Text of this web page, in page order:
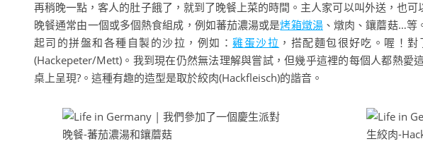
再稍晚一點，客人的肚子餓了，就到了晚餐上菜的時間。主人家可以叫外送，也
晚餐通常由一個或多個熱食組成，例如蕃茄濃湯或是烤箱燉湯、燉肉、鑲蘑菇…等
起司的拼盤和各種自製的沙拉，例如：雞蛋沙拉 ，搭配麵包很好吃。喔！
(Hackepeter/Mett)。我到現在仍然無法理解與嘗試，但幾乎這裡的每個人都熱愛
桌上呈現?。這種有趣的造型是取於絞肉(Hackfleisch)的諧音。
晚餐-蕃茄濃湯和鑲蘑菇 生絞肉-